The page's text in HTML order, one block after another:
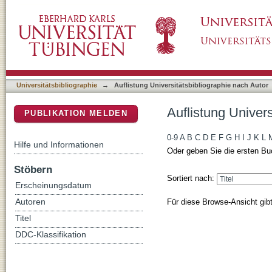
Universitätsbibliographie → Auflistung Universitätsbibliographie nach Autor
Auflistung
0-9 A B C D E F G H J K L
Oder geben Sie die ersten
Sortiert nach:
Für diese Browse-Ansicht
PUBLIKATION MELDEN
Hilfe und Informationen
Stöbern
Erscheinungsdatum
Autoren
Titel
DDC-Klassifikation